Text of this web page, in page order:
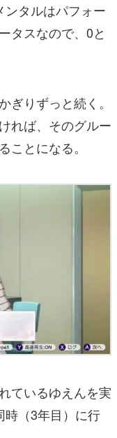
タルはパフォー
タスなので、0と
ぎりずっと続く。
れば、そのグルー
ことになる。
ているゆえんを実
時（3年目）に行